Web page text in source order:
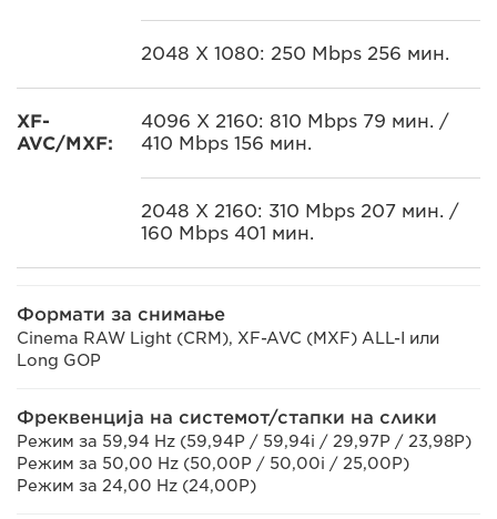
2048 X 1080: 250 Mbps 256 мин.
XF-
AVC/MXF:
4096 X 2160: 810 Mbps 79 мин. /
410 Mbps 156 мин.
2048 X 2160: 310 Mbps 207 мин. /
160 Mbps 401 мин.
Формати за снимање
Cinema RAW Light (CRM), XF-AVC (MXF) ALL-I или
Long GOP
Фреквенција на системот/стапки на слики
Режим за 59,94 Hz (59,94P / 59,94i / 29,97P / 23,98P)
Режим за 50,00 Hz (50,00P / 50,00i / 25,00P)
Режим за 24,00 Hz (24,00P)